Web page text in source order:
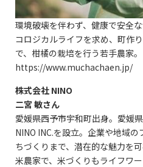
環境破壊を伴わず、健康で安全
コロジカルライフを求め、町作
で、柑橘の栽培を行う若手農家。
https://www.muchachaen.jp/
株式会社 NINO
二宮 敏さん
愛媛県西予市宇和町出身。愛媛
NINO INC.を設立。企業や地域
ちづくりまで、潜在的な魅力を
米農家で、米づくりもライフワー